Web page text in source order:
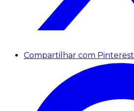
Compartilhar com Pinterest